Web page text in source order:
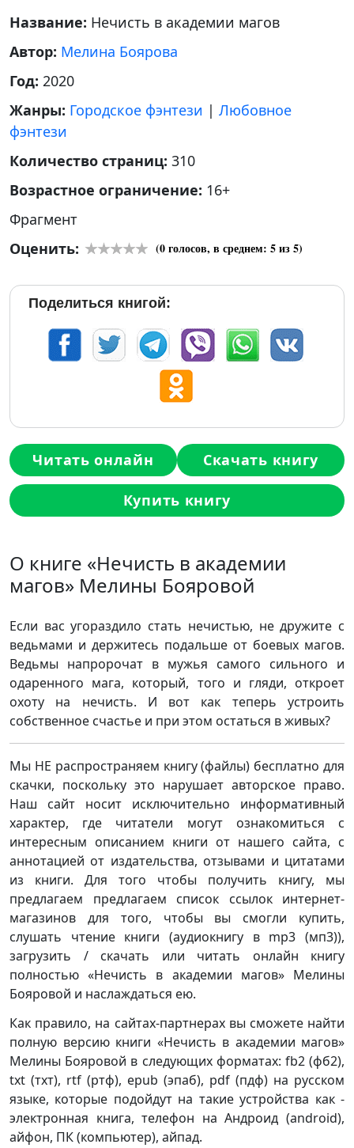
Название: Нечисть в академии магов
Автор: Мелина Боярова
Год: 2020
Жанры: Городское фэнтези | Любовное
фэнтези
Количество страниц: 310
Возрастное ограничение: 16+
Фрагмент
Оценить:
(0голосов, в среднем: 5из 5)
Поделиться книгой:
Читать онлайн Скачать книгу
Купить книгу
О книге «Нечисть в академии
магов» Мелины Бояровой
Если вас угораздило стать нечистью, не дружите с
ведьмами и держитесь подальше от боевых магов.
Ведьмы напророчат в мужья самого сильного и
одаренного мага, который, того и гляди, откроет
охоту на нечисть. И вот как теперь устроить
собственное счастье и при этом остаться в живых?
Мы НЕ распространяем книгу (файлы) бесплатно для
скачки, поскольку это нарушает авторское право.
Наш сайт носит исключительно информативный
характер, где читатели могут ознакомиться с
интересным описанием книги от нашего сайта, с
аннотацией от издательства, отзывами и цитатами
из книги. Для того чтобы получить книгу, мы
предлагаем предлагаем список ссылок интернет-
магазинов для того, чтобы вы смогли купить,
слушать чтение книги (аудиокнигу в mp3 (мп3)),
загрузить / скачать или читать онлайн книгу
полностью «Нечисть в академии магов» Мелины
Бояровой и наслаждаться ею.
Как правило, на сайтах-партнерах вы сможете найти
полную версию книги «Нечисть в академии магов»
Мелины Бояровой в следующих форматах: fb2 (фб2),
txt (тхт), rtf (ртф), epub (эпаб), pdf (пдф) на русском
языке, которые подойдут на такие устройства как -
электронная книга, телефон на Андроид (android),
айфон, ПК (компьютер), айпад.